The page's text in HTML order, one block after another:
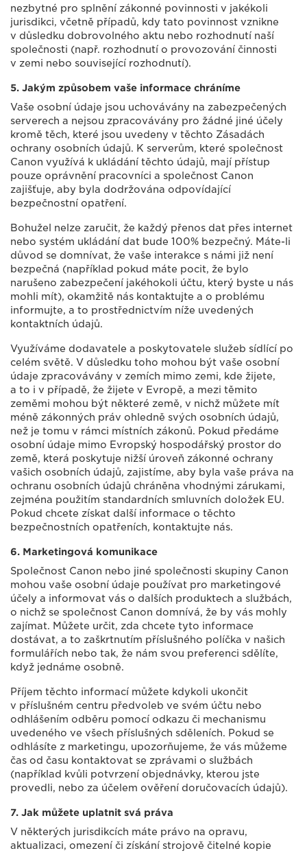
nezbytné pro splnění zákonné povinnosti v jakékoli
jurisdikci, včetně případů, kdy tato povinnost vznikne
v důsledku dobrovolného aktu nebo rozhodnutí naší
společnosti (např. rozhodnutí o provozování činnosti
v zemi nebo související rozhodnutí).
5. Jakým způsobem vaše informace chráníme
Vaše osobní údaje jsou uchovávány na zabezpečených
serverech a nejsou zpracovávány pro žádné jiné účely
kromě těch, které jsou uvedeny v těchto Zásadách
ochrany osobních údajů. K serverům, které společnost
Canon využívá k ukládání těchto údajů, mají přístup
pouze oprávnění pracovníci a společnost Canon
zajišťuje, aby byla dodržována odpovídající
bezpečnostní opatření.
Bohužel nelze zaručit, že každý přenos dat přes internet
nebo systém ukládání dat bude 100% bezpečný. Máte-li
důvod se domnívat, že vaše interakce s námi již není
bezpečná (například pokud máte pocit, že bylo
narušeno zabezpečení jakéhokoli účtu, který byste u nás
mohli mít), okamžitě nás kontaktujte a o problému
informujte, a to prostřednictvím níže uvedených
kontaktních údajů.
Využíváme dodavatele a poskytovatele služeb sídlící po
celém světě. V důsledku toho mohou být vaše osobní
údaje zpracovávány v zemích mimo zemi, kde žijete,
a to i v případě, že žijete v Evropě, a mezi těmito
zeměmi mohou být některé země, v nichž můžete mít
méně zákonných práv ohledně svých osobních údajů,
než je tomu v rámci místních zákonů. Pokud předáme
osobní údaje mimo Evropský hospodářský prostor do
země, která poskytuje nižší úroveň zákonné ochrany
vašich osobních údajů, zajistíme, aby byla vaše práva na
ochranu osobních údajů chráněna vhodnými zárukami,
zejména použitím standardních smluvních doložek EU.
Pokud chcete získat další informace o těchto
bezpečnostních opatřeních, kontaktujte nás.
6. Marketingová komunikace
Společnost Canon nebo jiné společnosti skupiny Canon
mohou vaše osobní údaje používat pro marketingové
účely a informovat vás o dalších produktech a službách,
o nichž se společnost Canon domnívá, že by vás mohly
zajímat. Můžete určit, zda chcete tyto informace
dostávat, a to zaškrtnutím příslušného políčka v našich
formulářích nebo tak, že nám svou preferenci sdělíte,
když jednáme osobně.
Příjem těchto informací můžete kdykoli ukončit
v příslušném centru předvoleb ve svém účtu nebo
odhlášením odběru pomocí odkazu či mechanismu
uvedeného ve všech příslušných sděleních. Pokud se
odhlásíte z marketingu, upozorňujeme, že vás můžeme
čas od času kontaktovat se zprávami o službách
(například kvůli potvrzení objednávky, kterou jste
provedli, nebo za účelem ověření doručovacích údajů).
7. Jak můžete uplatnit svá práva
V některých jurisdikcích máte právo na opravu,
aktualizaci, omezení či získání strojově čitelné kopie